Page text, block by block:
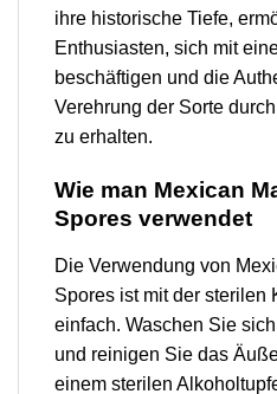
ihre historische Tiefe,
Enthusiasten, sich mit
beschäftigen und die
Verehrung der Sorte
zu erhalten.
Wie man Mexican
Spores verwendet
Die Verwendung von
Spores ist mit der sterilen
einfach. Waschen Sie
und reinigen Sie das
einem sterilen